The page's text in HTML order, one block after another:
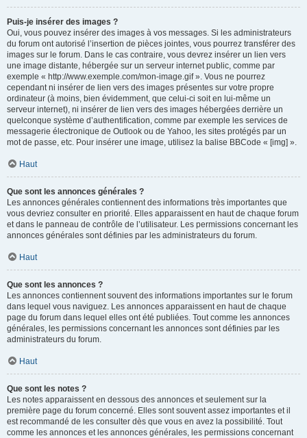
Puis-je insérer des images ?
Oui, vous pouvez insérer des images à vos messages. Si les administrateurs
du forum ont autorisé l’insertion de pièces jointes, vous pourrez transférer des
images sur le forum. Dans le cas contraire, vous devrez insérer un lien vers
une image distante, hébergée sur un serveur internet public, comme par
exemple « http://www.exemple.com/mon-image.gif ». Vous ne pourrez
cependant ni insérer de lien vers des images présentes sur votre propre
ordinateur (à moins, bien évidemment, que celui-ci soit en lui-même un
serveur internet), ni insérer de lien vers des images hébergées derrière un
quelconque système d’authentification, comme par exemple les services de
messagerie électronique de Outlook ou de Yahoo, les sites protégés par un
mot de passe, etc. Pour insérer une image, utilisez la balise BBCode « [img] ».
Haut
Que sont les annonces générales ?
Les annonces générales contiennent des informations très importantes que
vous devriez consulter en priorité. Elles apparaissent en haut de chaque forum
et dans le panneau de contrôle de l’utilisateur. Les permissions concernant les
annonces générales sont définies par les administrateurs du forum.
Haut
Que sont les annonces ?
Les annonces contiennent souvent des informations importantes sur le forum
dans lequel vous naviguez. Les annonces apparaissent en haut de chaque
page du forum dans lequel elles ont été publiées. Tout comme les annonces
générales, les permissions concernant les annonces sont définies par les
administrateurs du forum.
Haut
Que sont les notes ?
Les notes apparaissent en dessous des annonces et seulement sur la
première page du forum concerné. Elles sont souvent assez importantes et il
est recommandé de les consulter dès que vous en avez la possibilité. Tout
comme les annonces et les annonces générales, les permissions concernant